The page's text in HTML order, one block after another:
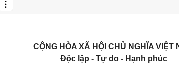
CỘNG HÒA XÃ HỘI CHỦ NGHĨA VIỆT
Độc lập - Tự do - Hạnh phúc